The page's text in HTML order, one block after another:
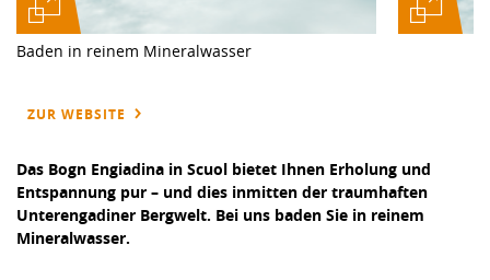
Baden in reinem Mineralwasser
ZUR WEBSITE
Das Bogn Engiadina in Scuol bietet Ihnen Erholung und
Entspannung pur – und dies inmitten der traumhaften
Unterengadiner Bergwelt. Bei uns baden Sie in reinem
Mineralwasser.